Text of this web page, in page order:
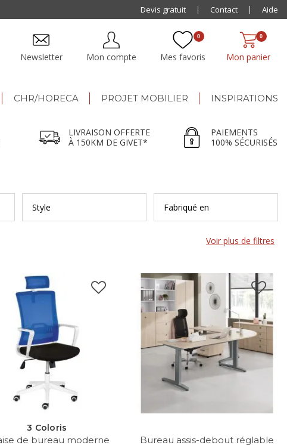
Mon panier
0
Mes favoris
0
Mon compte
Newsletter
CHR/HORECA PROJET MOBILIER INSPIRATIONS
LIVRAISON OFFERTE
À 150KM DE GIVET*
PAIEMENTS
100% SÉCURISÉS
Style Fabriqué en
Voir plus de filtres
3 Coloris
de bureau moderne
Bureau assis-debout réglable
Paiement jusqu'à48x
Devis gratuit Contact Aide